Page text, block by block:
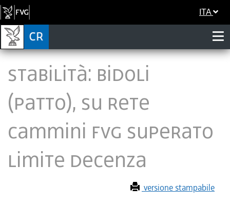
ITA
Stabilità: Bidoli
(Patto), su Rete
Cammini Fvg superato
limite decenza
versione stampabile